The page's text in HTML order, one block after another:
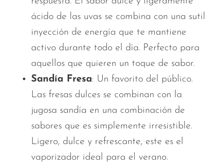
ácido de las uvas se combina con una sutil
inyección de energía que te mantiene
activo durante todo el día. Perfecto para
aquellos que quieren un toque de sabor.
Sandía Fresa: Un favorito del público.
Las fresas dulces se combinan con la
jugosa sandía en una combinación de
sabores que es simplemente irresistible.
Ligero, dulce y refrescante, este es el
vaporizador ideal para el verano.